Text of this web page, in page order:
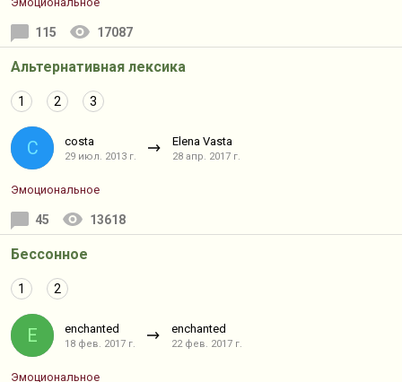
115 17087
Альтернативная лексика
1 2 3
C costa
29 июл. 2013 г.
Elena Vasta
28 апр. 2017 г.
Эмоциональное
45 13618
Бессонное
1 2
E enchanted
18 фев. 2017 г.
enchanted
22 фев. 2017 г.
Эмоциональное